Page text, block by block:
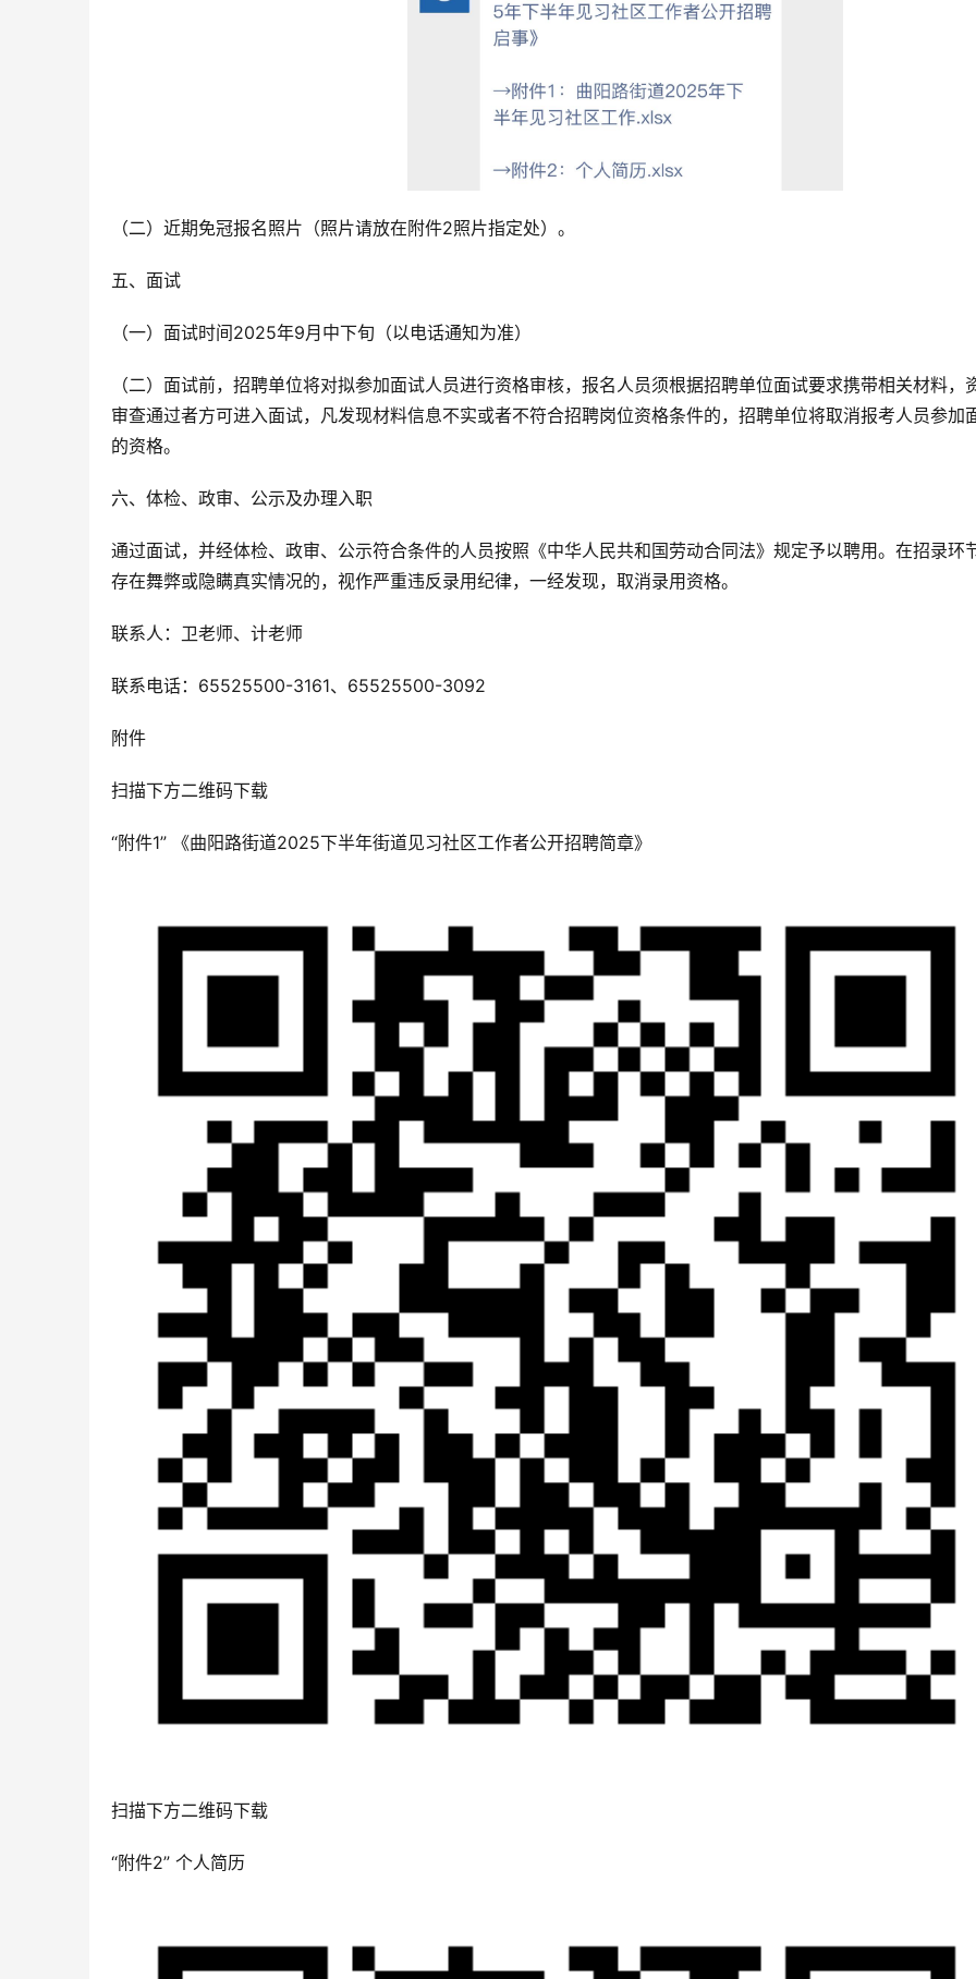
（二）近期免冠报名照片（照片请放在附件2照片指定处）。
五、面试
（一）面试时间2025年9月中下旬（以电话通知为准）
（二）面试前，招聘单位将对拟参加面试人员进行资格审核，报名人员须根据招聘单位面试要求携带相关材料，
审查通过者方可进入面试，凡发现材料信息不实或者不符合招聘岗位资格条件的，招聘单位将取消报考人员参加
的资格。
六、体检、政审、公示及办理入职
通过面试，并经体检、政审、公示符合条件的人员按照《中华人民共和国劳动合同法》规定予以聘用。在招录环
存在舞弊或隐瞒真实情况的，视作严重违反录用纪律，一经发现，取消录用资格。
联系人：卫老师、计老师
联系电话：65525500-3161、65525500-3092
附件
扫描下方二维码下载
“附件1” 《曲阳路街道2025下半年街道见习社区工作者公开招聘简章》
扫描下方二维码下载
“附件2” 个人简历